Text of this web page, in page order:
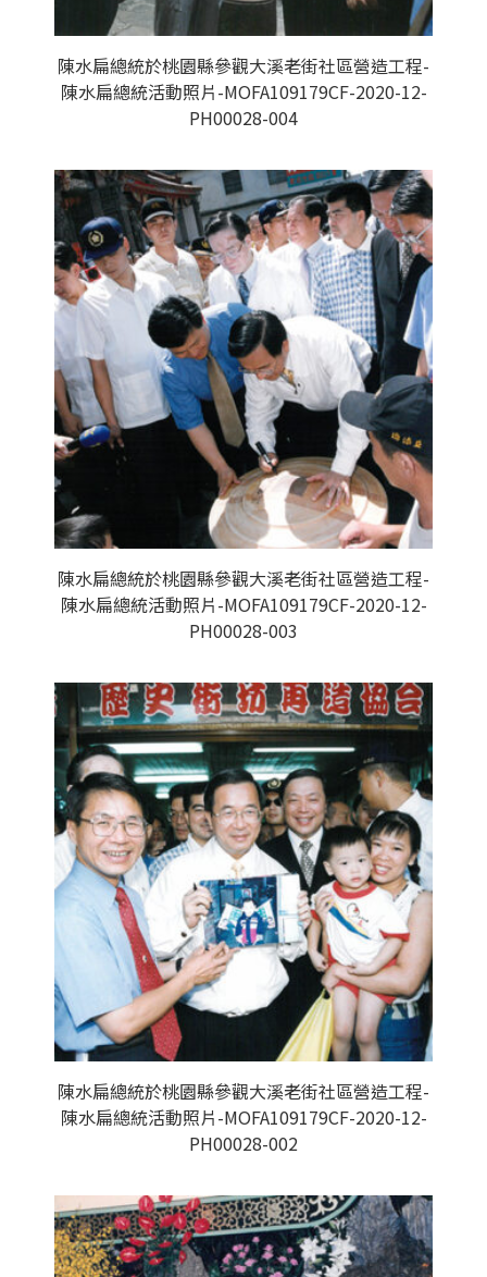
陳水扁總統於桃園縣參觀大溪老街社區營造工程-
陳水扁總統活動照片-MOFA109179CF-2020-12-
PH00028-004
陳水扁總統於桃園縣參觀大溪老街社區營造工程-
陳水扁總統活動照片-MOFA109179CF-2020-12-
PH00028-003
陳水扁總統於桃園縣參觀大溪老街社區營造工程-
陳水扁總統活動照片-MOFA109179CF-2020-12-
PH00028-002